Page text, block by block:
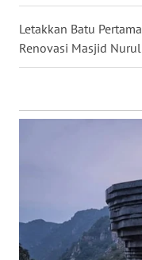
Letakkan Batu
Renovasi Masjid
WN
SUMSEL
BENGKULU
JATENG